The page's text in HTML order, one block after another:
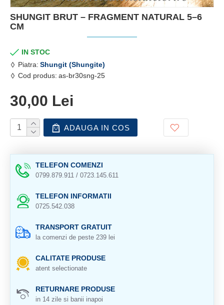
SHUNGIT BRUT – FRAGMENT NATURAL 5–6
CM
IN STOC
Piatra: Shungit (Shungite)
Cod produs: as-br30sng-25
30,00 Lei
ADAUGA IN COS
TELEFON COMENZI
0799.879.911 / 0723.145.611
TELEFON INFORMATII
0725.542.038
TRANSPORT GRATUIT
la comenzi de peste 239 lei
CALITATE PRODUSE
atent selectionate
RETURNARE PRODUSE
in 14 zile si banii inapoi